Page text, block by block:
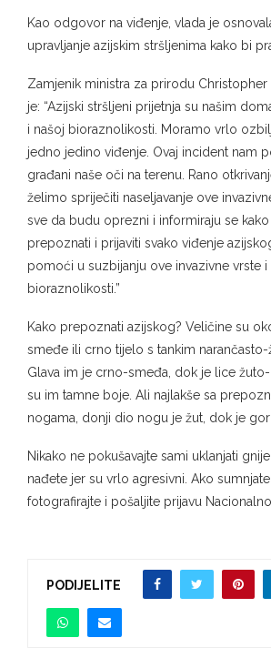
Kao odgovor na viđenje, vlada je
upravljanje azijskim stršljenima kako bi
Zamjenik ministra za prirodu Christopher
je: “Azijski stršljeni prijetnja su našim
i našoj bioraznolikosti. Moramo vrlo
jedno jedino viđenje. Ovaj incident nam
građani naše oči na terenu. Rano
želimo spriječiti naseljavanje ove
sve da budu oprezni i informiraju se
prepoznati i prijaviti svako viđenje
pomoći u suzbijanju ove invazivne vrste i
bioraznolikosti.”
Kako prepoznati azijskog? Veličine su
smeđe ili crno tijelo s tankim narančasto-
Glava im je crno-smeđa, dok je lice žuto-
su im tamne boje. Ali najlakše sa
nogama, donji dio nogu je žut, dok je
Nikako ne pokušavajte sami uklanjati
nađete jer su vrlo agresivni. Ako
fotografirajte i pošaljite prijavu
PODIJELITE